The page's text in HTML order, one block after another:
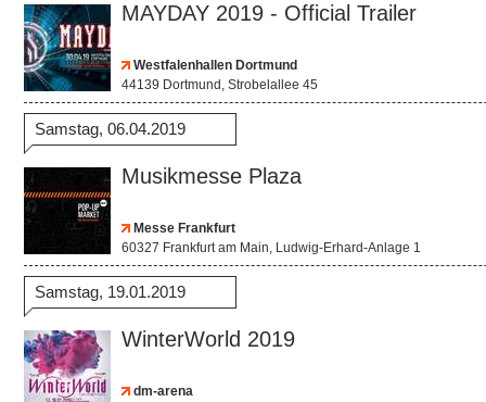
MAYDAY 2019 - Official Trailer
Westfalenhallen Dortmund
44139 Dortmund, Strobelallee 45
Samstag, 06.04.2019
Musikmesse Plaza
Messe Frankfurt
60327 Frankfurt am Main, Ludwig-Erhard-Anlage 1
Samstag, 19.01.2019
WinterWorld 2019
dm-arena